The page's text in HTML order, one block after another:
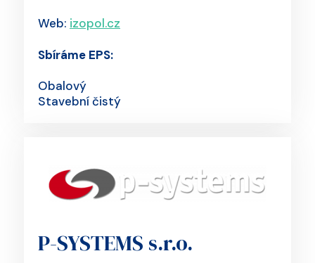
Web: izopol.cz
Sbíráme EPS:
Obalový
Stavební čistý
P-SYSTEMS s.r.o.